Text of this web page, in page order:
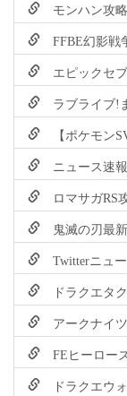
モンハン攻
FFBE幻影戦
エピックセ
ラブライブ!
【ポケモン
ニュース速
ロマサガRS
鬼滅の刃最
Twitterニュ
ドラクエタ
アークナイ
FEヒーロー
ドラクエウ